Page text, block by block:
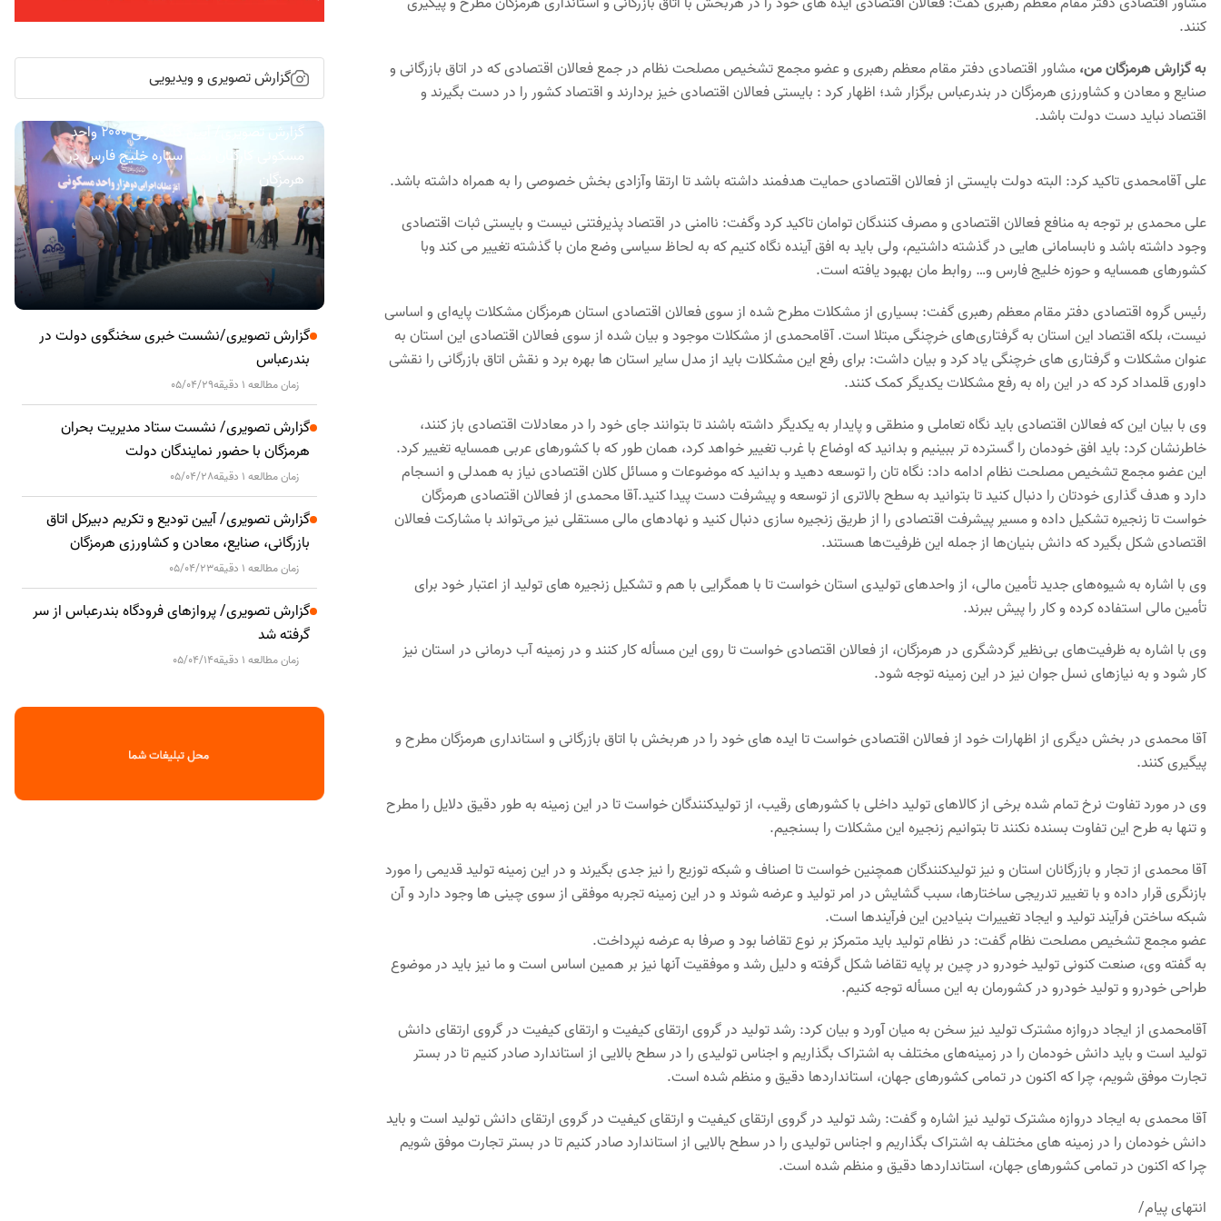
کنند.
به گزارش هرمزگان من،مشاور اقتصادی دفتر مقام معظم رهبری و عضو مجمع تشخیص مصلحت نظام در جمع فعالان اقتصادی که در اتاق بازرگانی و
صنایع و معادن و کشاورزی هرمزگان در بندرعباس برگزار شد؛ اظهار کرد : بایستی فعالان اقتصادی خیز بردارند و اقتصاد کشور را در دست بگیرند و
اقتصاد نباید دست دولت باشد.
علی آقامحمدی تاکید کرد: البته دولت بایستی از فعالان اقتصادی حمایت هدفمند داشته باشد تا ارتقا وآزادی بخش خصوصی را به همراه داشته باشد.
علی محمدی بر توجه به منافع فعالان اقتصادی و مصرف کنندگان توامان تاکید کرد وگفت: ناامنی در اقتصاد پذیرفتنی نیست و بایستی ثبات اقتصادی
وجود داشته باشد و نابسامانی هایی در گذشته داشتیم، ولی باید به افق آینده نگاه کنیم که به لحاظ سیاسی وضع مان با گذشته تغییر می کند وبا
کشورهای همسایه و حوزه خلیج فارس و… روابط مان بهبود یافته است.
رئیس گروه اقتصادی دفتر مقام معظم رهبری گفت: بسیاری از مشکلات مطرح شده از سوی فعالان اقتصادی استان هرمزگان مشکلات پایه‌ای و اساسی
نیست، بلکه اقتصاد این استان به گرفتاری‌های خرچنگی مبتلا است. آقامحمدی از مشکلات موجود و بیان شده از سوی فعالان اقتصادی این استان به
عنوان مشکلات و گرفتاری های خرچنگی یاد کرد و بیان داشت: برای رفع این مشکلات باید از مدل سایر استان ها بهره برد و نقش اتاق بازرگانی را نقشی
داوری قلمداد کرد که در این راه به رفع مشکلات یکدیگر کمک کنند.
وی با بیان این که فعالان اقتصادی باید نگاه تعاملی و منطقی و پایدار به یکدیگر داشته باشند تا بتوانند جای خود را در معادلات اقتصادی باز کنند،
خاطرنشان کرد: باید افق خودمان را گسترده تر ببینیم و بدانید که اوضاع با غرب تغییر خواهد کرد، همان طور که با کشورهای عربی همسایه تغییر کرد.
این عضو مجمع تشخیص مصلحت نظام ادامه داد: نگاه تان را توسعه دهید و بدانید که موضوعات و مسائل کلان اقتصادی نیاز به همدلی و انسجام
دارد و هدف گذاری خودتان را دنبال کنید تا بتوانید به سطح بالاتری از توسعه و پیشرفت دست پیدا کنید.آقا محمدی از فعالان اقتصادی هرمزگان
خواست تا زنجیره تشکیل داده و مسیر پیشرفت اقتصادی را از طریق زنجیره سازی دنبال کنید و نهادهای مالی مستقلی نیز می‌تواند با مشارکت فعالان
اقتصادی شکل بگیرد که دانش بنیان‌ها از جمله این ظرفیت‌ها هستند.
وی با اشاره به شیوه‌های جدید تأمین مالی، از واحدهای تولیدی استان خواست تا با همگرایی با هم و تشکیل زنجیره های تولید از اعتبار خود برای
تأمین مالی استفاده کرده و کار را پیش ببرند.
وی با اشاره به ظرفیت‌های بی‌نظیر گردشگری در هرمزگان، از فعالان اقتصادی خواست تا روی این مسأله کار کنند و در زمینه آب درمانی در استان نیز
کار شود و به نیازهای نسل جوان نیز در این زمینه توجه شود.
آقا محمدی در بخش دیگری از اظهارات خود از فعالان اقتصادی خواست تا ایده های خود را در هربخش با اتاق بازرگانی و استانداری هرمزگان مطرح و
پیگیری کنند.
وی در مورد تفاوت نرخ تمام شده برخی از کالاهای تولید داخلی با کشورهای رقیب، از تولیدکنندگان خواست تا در این زمینه به طور دقیق دلایل را مطرح
و تنها به طرح این تفاوت بسنده نکنند تا بتوانیم زنجیره این مشکلات را بسنجیم.
آقا محمدی از تجار و بازرگانان استان و نیز تولیدکنندگان همچنین خواست تا اصناف و شبکه توزیع را نیز جدی بگیرند و در این زمینه تولید قدیمی را مورد
بازنگری قرار داده و با تغییر تدریجی ساختارها، سبب گشایش در امر تولید و عرضه شوند و در این زمینه تجربه موفقی از سوی چینی ها وجود دارد و آن
شبکه ساختن فرآیند تولید و ایجاد تغییرات بنیادین این فرآیندها است.
عضو مجمع تشخیص مصلحت نظام گفت: در نظام تولید باید متمرکز بر نوع تقاضا بود و صرفا به عرضه نپرداخت.
به گفته وی، صنعت کنونی تولید خودرو در چین بر پایه تقاضا شکل گرفته و دلیل رشد و موفقیت آنها نیز بر همین اساس است و ما نیز باید در موضوع
طراحی خودرو و تولید خودرو در کشورمان به این مسأله توجه کنیم.
آقامحمدی از ایجاد دروازه مشترک تولید نیز سخن به میان آورد و بیان کرد: رشد تولید در گروی ارتقای کیفیت و ارتقای کیفیت در گروی ارتقای دانش
تولید است و باید دانش خودمان را در زمینه‌های مختلف به اشتراک بگذاریم و اجناس تولیدی را در سطح بالایی از استاندارد صادر کنیم تا در بستر
تجارت موفق شویم‌، چرا که اکنون در تمامی کشورهای جهان، استانداردها دقیق و منظم شده است.
آقا محمدی به ایجاد دروازه مشترک تولید نیز اشاره و گفت: رشد تولید در گروی ارتقای کیفیت و ارتقای کیفیت در گروی ارتقای دانش تولید است و باید
دانش خودمان را در زمینه های مختلف به اشتراک بگذاریم و اجناس تولیدی را در سطح بالایی از استاندارد صادر کنیم تا در بستر تجارت موفق شویم
چرا که اکنون در تمامی کشورهای جهان، استانداردها دقیق و منظم شده است.
انتهای پیام/
گزارش تصویری و ویدیویی
گزارش تصویری/ آیین کلنگ زنی ۲۰۰۰ واحد
مسکونی کارکنان نفت ستاره خلیج فارس در
هرمزگان
گزارش تصویری/نشست خبری سخنگوی دولت در
بندرعباس
زمان مطالعه 1 دقیقه 05/04/29
گزارش تصویری/ نشست ستاد مدیریت بحران
هرمزگان با حضور نمایندگان دولت
زمان مطالعه 1 دقیقه 05/04/28
گزارش تصویری/ آیین تودیع و تکریم دبیرکل اتاق
بازرگانی، صنایع، معادن و کشاورزی هرمزگان
زمان مطالعه 1 دقیقه 05/04/23
گزارش تصویری/ پروازهای فرودگاه بندرعباس از سر
گرفته شد
زمان مطالعه 1 دقیقه 05/04/14